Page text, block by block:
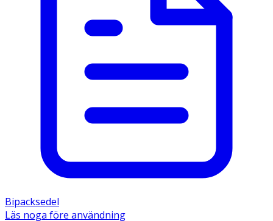
Bipacksedel
Läs noga före användning